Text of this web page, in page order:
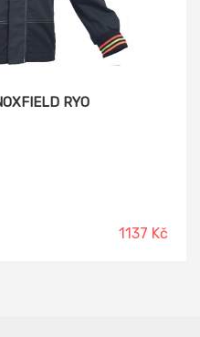
RYO
1137 Kč